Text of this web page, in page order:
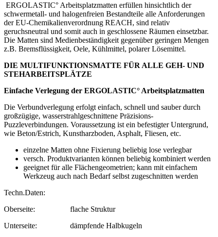
ERGOLASTIC° Arbeitsplatzmatten erfüllen hinsichtlich der
schwermetall- und halogenfreien Bestandteile alle Anforderungen
der EU-Chemikalienverordnung REACH, sind relativ
geruchsneutral und somit auch in geschlossene Räumen einsetzbar.
Die Matten sind Medienbeständigkeit gegenüber geringen Mengen
z.B. Bremsflüssigkeit, Oele, Kühlmittel, polarer Lösemittel.
DIE MULTIFUNKTIONSMATTE FÜR ALLE GEH- UND
STEHARBEITSPLÄTZE
Einfache Verlegung der ERGOLASTIC° Arbeitsplatzmatten
Die Verbundverlegung erfolgt einfach, schnell und sauber durch
großzügige, wasserstrahlgeschnittene Präzisions-
Puzzleverbindungen. Voraussetzung ist ein befestigter Untergrund,
wie Beton/Estrich, Kunstharzboden, Asphalt, Fliesen, etc.
einzelne Matten ohne Fixierung beliebig lose verlegbar
versch. Produktvarianten können beliebig kombiniert werden
geeignet für alle Flächengeometrien; kann mit einfachem
Werkzeug auch nach Bedarf selbst zugeschnitten werden
Techn.Daten:
Oberseite: flache Struktur
Unterseite: dämpfende Halbkugeln